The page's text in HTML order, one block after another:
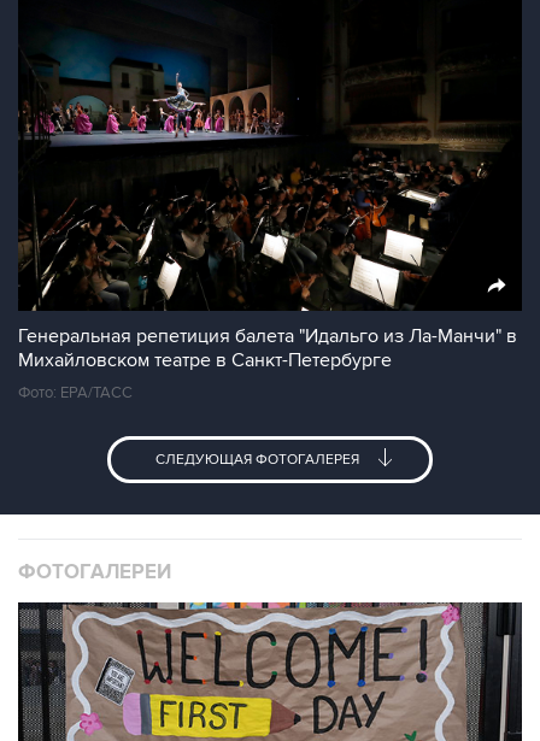
Генеральная репетиция балета "Идальго из Ла-Манчи" в
Михайловском театре в Санкт-Петербурге
Фото: EPA/ТАСС
СЛЕДУЮЩАЯ ФОТОГАЛЕРЕЯ
ФОТОГАЛЕРЕИ